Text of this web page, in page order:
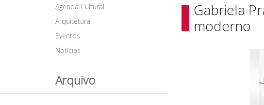
Agenda Cultural
Arquitetura
Eventos
Notícias
Arquivo
Gabriela
moderno